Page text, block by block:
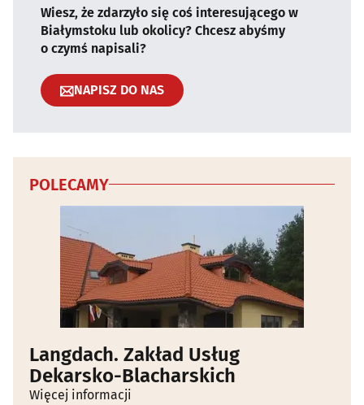
Wiesz, że zdarzyło się coś interesującego w
Białymstoku lub okolicy? Chcesz abyśmy
o czymś napisali?
NAPISZ DO NAS
POLECAMY
Langdach. Zakład Usług
Dekarsko-Blacharskich
Więcej informacji